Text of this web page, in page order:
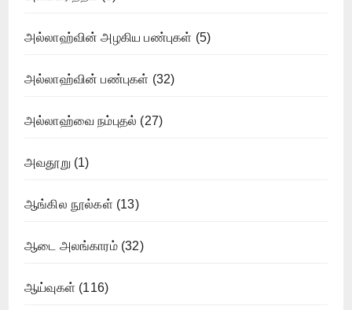
அல்லாஹ்வின் அழகிய பண்புகள் (5)
அல்லாஹ்வின் பண்புகள் (32)
அல்லாஹ்வை நம்புதல் (27)
அவதூறு (1)
ஆங்கில நூல்கள் (13)
ஆடை அலங்காரம்(32)
ஆய்வுகள் (116)